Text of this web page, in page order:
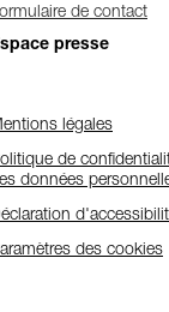
de contact
presse
légales
de
données
des cookies